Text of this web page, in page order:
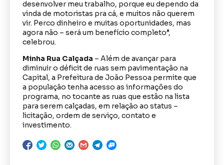
desenvolver meu trabalho, porque eu dependo da
vinda de motoristas pra cá, e muitos não querem
vir. Perco dinheiro e muitas oportunidades, mas
agora não – será um benefício completo”,
celebrou.
Minha Rua Calçada – Além de avançar para
diminuir o déficit de ruas sem pavimentação na
Capital, a Prefeitura de João Pessoa permite que
a população tenha acesso as informações do
programa, no tocante as ruas que estão na lista
para serem calçadas, em relação ao status –
licitação, ordem de serviço, contato e
investimento.